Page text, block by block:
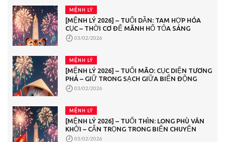
MỆNH LÝ
[MỆNH LÝ 2026] – TUỔI DẦN: TAM HỢP HÓA
CỤC – THỜI CƠ ĐỂ MÃNH HỔ TỎA SÁNG
03/02/2026
MỆNH LÝ
[MỆNH LÝ 2026] – TUỔI MÃO: CỤC DIỆN TƯƠNG
PHÁ – GIỮ TRONG SẠCH GIỮA BIẾN ĐỘNG
03/02/2026
MỆNH LÝ
[MỆNH LÝ 2026] – TUỔI THÌN: LONG PHÙ VÂN
KHỞI – CẨN TRỌNG TRONG BIẾN CHUYỂN
03/02/2026